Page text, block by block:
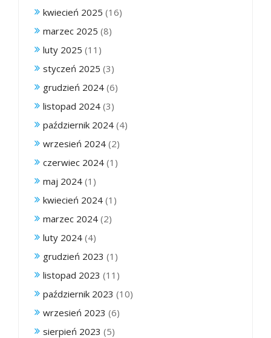
kwiecień 2025 (16)
marzec 2025 (8)
luty 2025 (11)
styczeń 2025 (3)
grudzień 2024 (6)
listopad 2024 (3)
październik 2024 (4)
wrzesień 2024 (2)
czerwiec 2024 (1)
maj 2024 (1)
kwiecień 2024 (1)
marzec 2024 (2)
luty 2024 (4)
grudzień 2023 (1)
listopad 2023 (11)
październik 2023 (10)
wrzesień 2023 (6)
sierpień 2023 (5)